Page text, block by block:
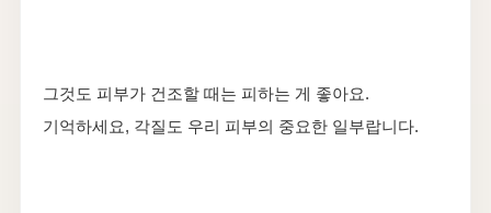
그것도 피부가 건조할 때는 피하는 게 좋아요.
기억하세요, 각질도 우리 피부의 중요한 일부랍니다.